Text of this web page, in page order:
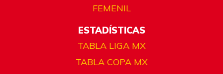
FEMENIL
ESTADÍSTICAS
TABLA LIGA MX
TABLA COPA MX